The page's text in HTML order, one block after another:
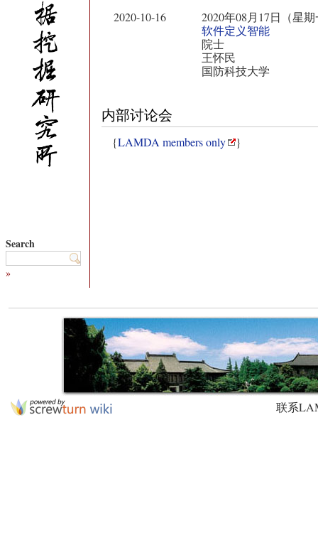
Search
»
2020-10-16
2020年08月17日（星期
软件定义智能
院士
王怀民
国防科技大学
内部讨论会
{LAMDA members only }
联系